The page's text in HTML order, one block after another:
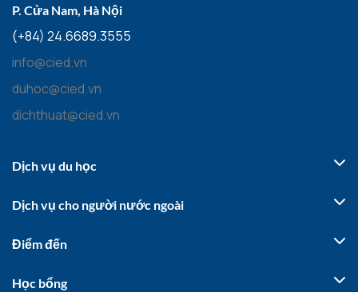
P. Cửa Nam, Hà Nội
(+84) 24.6689.3555
info@cied.vn
duhoc@cied.vn
dichthuat@cied.vn
Dịch vụ du học
Dịch vụ cho người nước ngoài
Điểm đến
Học bổng